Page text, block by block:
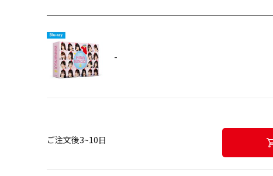
-
ご注文後3~10日